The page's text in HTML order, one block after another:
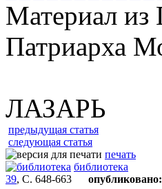
Материал из
Патриарха
ЛАЗАРЬ
предыдущая статья
следующая статья
печать
библиотека
39, С. 648-663 опубликовано: